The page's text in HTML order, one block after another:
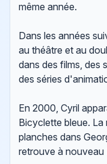
même année.
Dans les années
au théâtre et au
dans des films, des
des séries
En 2000, Cyril
Bicyclette bleue. La
planches dans
retrouve à